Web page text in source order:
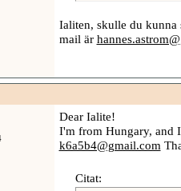
Ialiten, skulle du kunna
mail är
Dear Ialite!
I'm from Hungary, and
k6a5b4@gmail.com
Citat: